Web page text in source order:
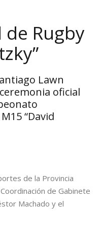
Rugby
Lawn
oficial
“David
de la Provincia
de Gabinete
Machado y el